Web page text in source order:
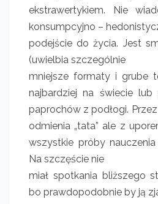
ekstrawertykiem. Nie
konsumpcyjno –
podejście do życia. Jest
(uwielbia szczególnie
mniejsze formaty i grube
najbardziej na świecie lub
paprochów z podłogi.
odmienia „tata” ale z
wszystkie próby nauczenia
Na szczęście nie
miał spotkania bliższego
bo prawdopodobnie by ją